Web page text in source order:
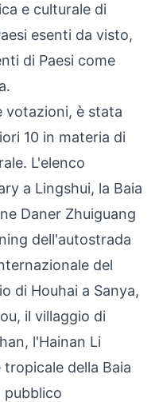
e culturale di
esenti da visto,
di Paesi come
votazioni, è stata
10 in materia di
L'elenco
a Lingshui, la Baia
Daner Zhuiguang
dell'autostrada
del
di Houhai a Sanya,
il villaggio di
l'Hainan Li
della Baia
pubblico